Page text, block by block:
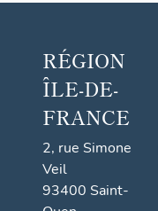
RÉGION
ÎLE-DE-
FRANCE
2, rue Simone
Veil
93400 Saint-